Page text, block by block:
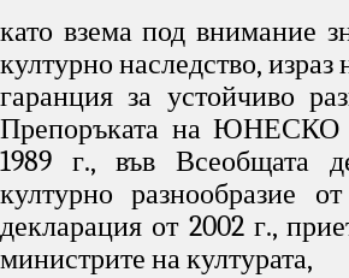
като взема под внимание
културно наследство,
гаранция за устойчиво
Препоръката на ЮНЕСКО
1989 г., във Всеобщата
културно разнообразие
декларация от 2002 г.,
министрите на културата,